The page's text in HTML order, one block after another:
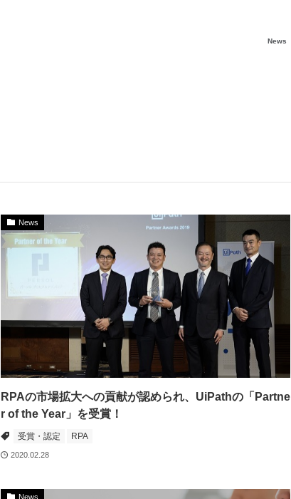
News
News
RPAの市場拡大への貢献が認められ、UiPathの「Partne
r of the Year」を受賞！
受賞・認定 RPA
2020.02.28
News